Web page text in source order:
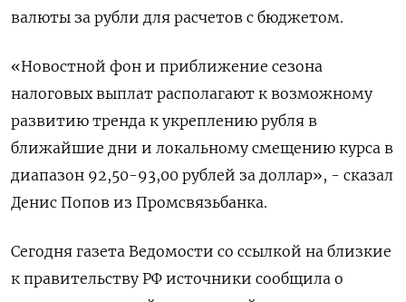
валюты за рубли для расчетов с бюджетом.
«Новостной фон и приближение сезона
налоговых выплат располагают к возможному
развитию тренда к укреплению рубля в
ближайшие дни и локальному смещению курса в
диапазон 92,50-93,00 рублей за доллар», - сказал
Денис Попов из Промсвязьбанка.
Сегодня газета Ведомости со ссылкой на близкие
к правительству РФ источники сообщила о